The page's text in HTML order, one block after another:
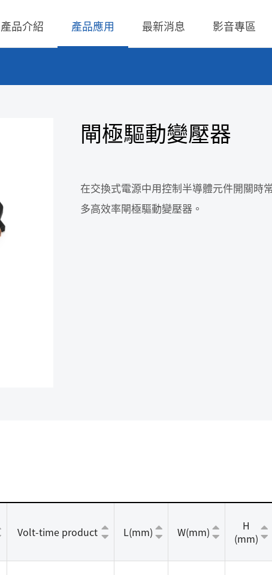
產品介紹
Qi1.x RX 接收模組
LED Driver
Meter
Wall Switch
低交流電壓
產品應用 最新消息 影音專區
財務報告
法說會
歷年股利分
聯絡窗口
通管道與
閘極驅動變壓器
在交換式電源中用控制半導體元件開關時
多高效率閘極驅動變壓器。
Volt-time product L(mm) W(mm)
H
(mm)